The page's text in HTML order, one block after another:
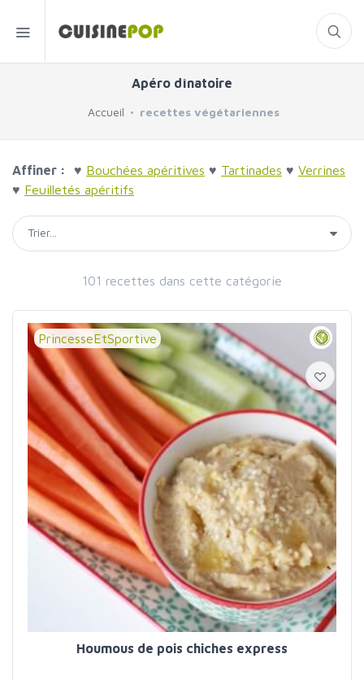
Apéro dînatoire
Accueil recettes végétariennes
Affiner : ♥ Bouchées apéritives ♥ Tartinades ♥ Verrines
♥ Feuilletés apéritifs
101 recettes dans cette catégorie
PrincesseEtSportive
Houmous de pois chiches express